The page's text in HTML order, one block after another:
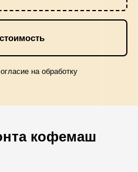
на обработку
кофемаш